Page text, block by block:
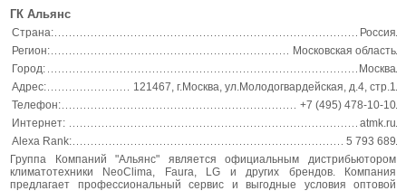
ГК Альянс
Страна:
Россия
Регион:
Московская область
Город:
Москва
Адрес:
121467, г.Москва, ул.Молодогвардейская, д.4, стр.1
Телефон:
+7 (495) 478-10-10
Интернет:
atmk.ru
Alexa Rank:
5 793 689
Группа Компаний "Альянс" является официальным дистрибьютором
климатотехники NeoClima, Faura, LG и других брендов. Компания
предлагает профессиональный сервис и выгодные условия оптовой